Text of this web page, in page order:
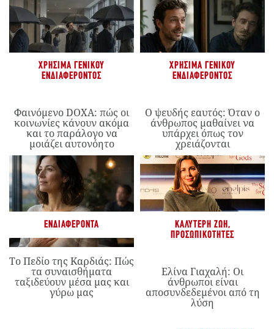
ΧΡΉΣΙΜΑ ΓΕΝΙΚΟΎ
ΕΝΔΙΑΦΈΡΟΝΤΟΣ
Φαινόμενο DOXA: πώς οι
κοινωνίες κάνουν ακόμα
και το παράλογο να
μοιάζει αυτονόητο
ΧΡΉΣΙΜΑ ΓΕΝΙΚΟΎ
ΕΝΔΙΑΦΈΡΟΝΤΟΣ
Ο ψευδής εαυτός: Όταν ο
άνθρωπος μαθαίνει να
υπάρχει όπως τον
χρειάζονται
ΕΝΔΙΑΦΈΡΟΝΤΑ
Το Πεδίο της Καρδιάς: Πώς
τα συναισθήματα
ταξιδεύουν μέσα μας και
γύρω μας
ΚΑΛΎΤΕΡΗ ΖΩΉ,
ΠΡΟΣΩΠΙΚΌΤΗΤΕΣ
Ελίνα Γιαχαλή: Οι
άνθρωποι είναι
αποσυνδεδεμένοι από τη
λύση